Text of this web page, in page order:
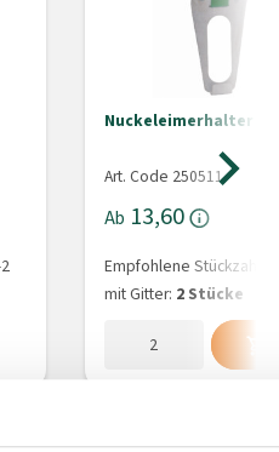
Nuckeleimerhalter
Art. Code 250511
Ab 13,60
Empfohlene Stückzahl
mit Gitter: 2 Stücke